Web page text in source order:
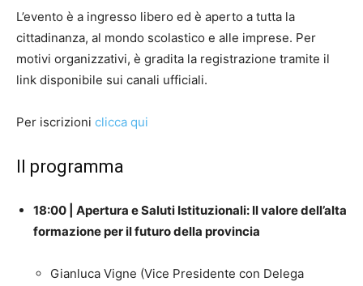
L’evento è a ingresso libero ed è aperto a tutta la
cittadinanza, al mondo scolastico e alle imprese. Per
motivi organizzativi, è gradita la registrazione tramite il
link disponibile sui canali ufficiali.
Per iscrizioni clicca qui
Il programma
18:00 | Apertura e Saluti Istituzionali: Il valore dell’alta
formazione per il futuro della provincia
Gianluca Vigne (Vice Presidente con Delega